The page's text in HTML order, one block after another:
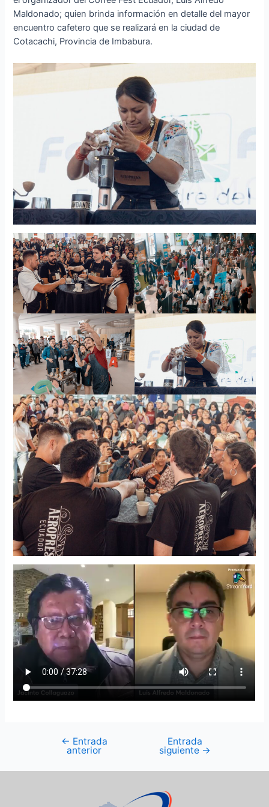
Maldonado; quien brinda información en detalle del mayor
encuentro cafetero que se realizará en la ciudad de
Cotacachi, Provincia de Imbabura.
← Entrada
anterior
Entrada
siguiente →